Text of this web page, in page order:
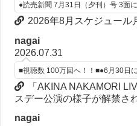
●読売新聞 7月31日（夕刊）号 3面
2026年8月スケジュール
nagai
2026.07.31
■視聴数 100万回へ！！■●6月30日
「AKINA NAKAMORI
スデー公演の様子が解禁さ
nagai